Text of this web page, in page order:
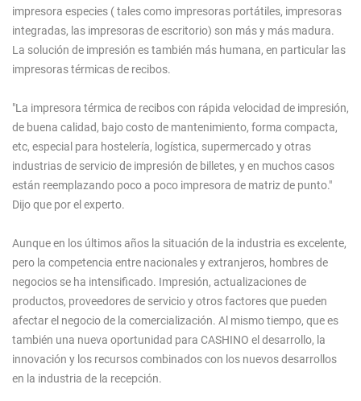
impresora especies ( tales como impresoras portátiles, impresoras
integradas, las impresoras de escritorio) son más y más madura.
La solución de impresión es también más humana, en particular las
impresoras térmicas de recibos.
"La impresora térmica de recibos con rápida velocidad de impresión,
de buena calidad, bajo costo de mantenimiento, forma compacta,
etc, especial para hostelería, logística, supermercado y otras
industrias de servicio de impresión de billetes, y en muchos casos
están reemplazando poco a poco impresora de matriz de punto."
Dijo que por el experto.
Aunque en los últimos años la situación de la industria es excelente,
pero la competencia entre nacionales y extranjeros, hombres de
negocios se ha intensificado. Impresión, actualizaciones de
productos, proveedores de servicio y otros factores que pueden
afectar el negocio de la comercialización. Al mismo tiempo, que es
también una nueva oportunidad para CASHINO el desarrollo, la
innovación y los recursos combinados con los nuevos desarrollos
en la industria de la recepción.